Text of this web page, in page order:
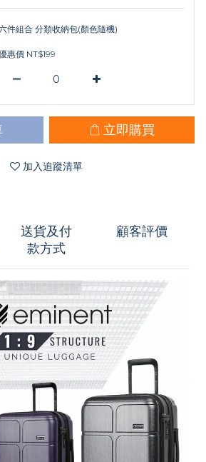
件組合 分類收納包(顏色隨機)
惠價 NT$199
立即購買
加入追蹤清單
送貨及付
款方式
顧客評價